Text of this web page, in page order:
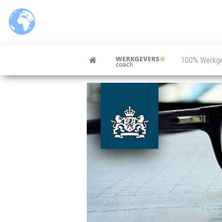
100%